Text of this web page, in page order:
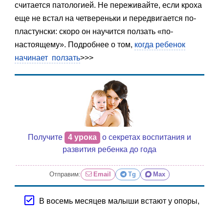
считается патологией. Не переживайте, если кроха
еще не встал на четвереньки и передвигается по-
пластунски: скоро он научится ползать «по-
настоящему». Подробнее о том, когда ребенок
начинает ползать>>>
Получите 4 урока
о секретах воспитания и
развития ребенка до года
Отправим: Email Tg Max
В восемь месяцев малыши встают у опоры,